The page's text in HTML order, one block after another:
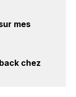
Hobbies.
lorsque
mes
et
chez